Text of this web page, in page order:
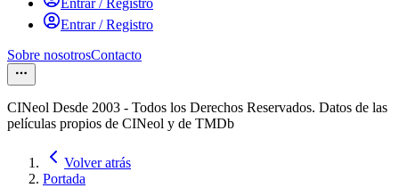
Entrar / Registro
Entrar / Registro
Sobre nosotrosContacto
CINeol Desde 2003 - Todos los Derechos Reservados. Datos de las
películas propios de CINeol y de TMDb
Volver atrás
Portada